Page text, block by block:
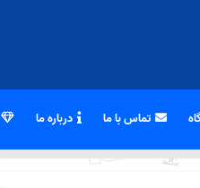
تماس با ما درباره ما